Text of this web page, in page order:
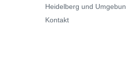
Heidelberg und
Kontakt